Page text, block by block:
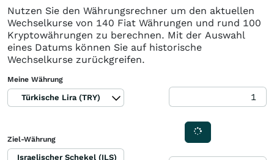
Nutzen Sie den Währungsrechner um den aktuellen
Wechselkurse von 140 Fiat Währungen und rund 100
Kryptowährungen zu berechnen. Mit der Auswahl
eines Datums können Sie auf historische
Wechselkurse zurückgreifen.
Meine Währung
Türkische Lira (TRY)
Ziel-Währung
Israelischer Schekel (ILS)